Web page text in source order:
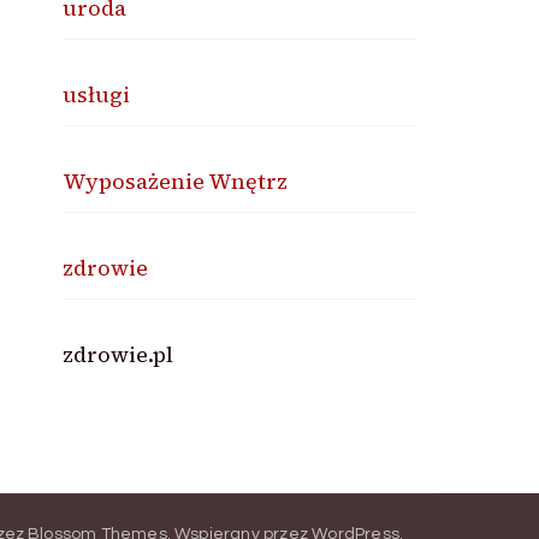
uroda
usługi
Wyposażenie Wnętrz
zdrowie
zdrowie.pl
Blossom Themes. Wspierany przezWordPress.